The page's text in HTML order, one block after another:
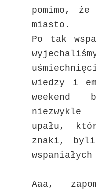
pomimo,
miasto.
Po tak
wiedzy i
weekend
niezwykle
upału,
znaki,
Aaa,